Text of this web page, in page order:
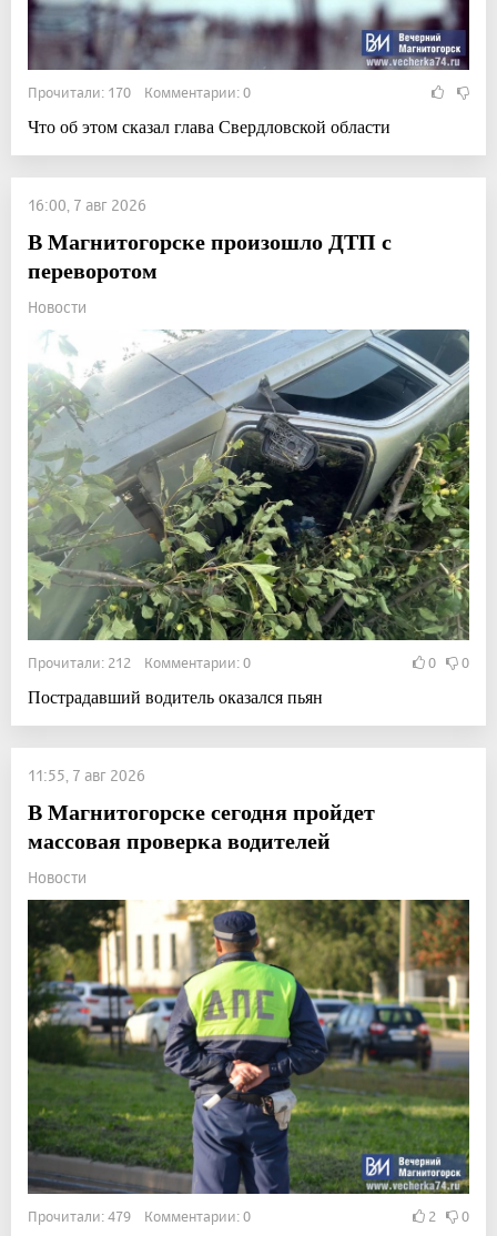
Прочитали: 170 Комментарии: 0
Что об этом сказал глава Свердловской области
16:00, 7 авг 2026
В Магнитогорске произошло ДТП с
переворотом
Новости
Прочитали: 212 Комментарии: 0 0 0
Пострадавший водитель оказался пьян
11:55, 7 авг 2026
В Магнитогорске сегодня пройдет
массовая проверка водителей
Новости
Прочитали: 479 Комментарии: 0 2 0